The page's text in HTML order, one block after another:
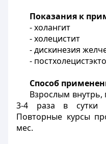
Показания к
- холангит
- холецистит
- дискинезия
-
Способ
Взрослым внутрь,
3-4 раза в сутки
Повторные курсы
мес.